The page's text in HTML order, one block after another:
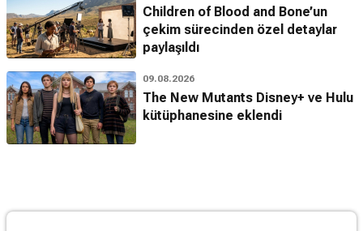
Children of Blood and Bone’un
çekim sürecinden özel detaylar
paylaşıldı
09.08.2026
The New Mutants Disney+ ve Hulu
kütüphanesine eklendi